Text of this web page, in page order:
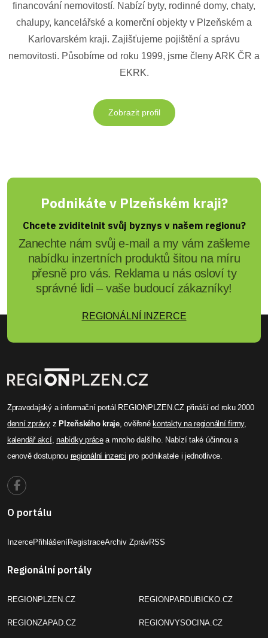
financování nemovitostí. Nabízí byty, rodinné domy, chaty,
chalupy, kancelářské a komerční objekty v Plzeňském a
Karlovarském kraji. Zajišťujeme pojištění a správu
nemovitosti. Působíme od roku 1999, jsme členy ARK ČR a
EKRK.
Zobrazit profil
Podnikáte v Plzeňském kraji?
Chcete zviditelnit svůj byznys v našem regionu?
Zanechte nám svůj e-mail a my vám zašleme
nabídku inzertních produktů šitou na míru
přesně pro vás. Reklama u nás osloví ty
správné lidi – vaše budoucí zákazníky!
REGIONÁLNÍ INZERCE
Zpravodajský a informační portál REGIONPLZEN.CZ přináší od roku 2000
denní zprávyz Plzeňského kraje, ověřené kontakty na regionální firmy,
kalendář akcí,nabídky prácea mnoho dalšího. Nabízí také účinnou a
cenově dostupnou regionální inzerci pro podnikatele i jednotlivce.
O portálu
InzercePřihlášeníRegistraceArchiv ZprávRSS
Regionální portály
REGIONPLZEN.CZ
REGIONZAPAD.CZ
REGIONPARDUBICKO.CZ
REGIONVYSOCINA.CZ